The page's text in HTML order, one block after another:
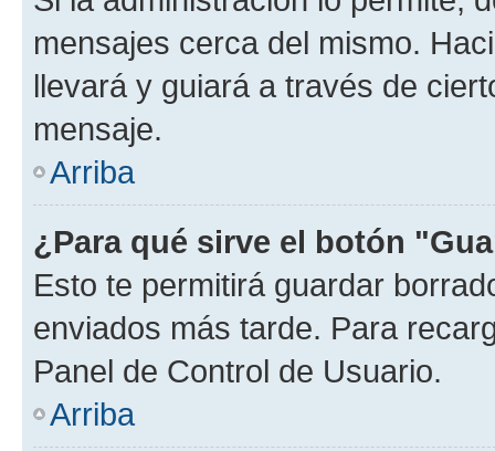
mensajes cerca del mismo.
llevará y guiará a través de
mensaje.
Arriba
¿Para qué sirve el botón
Esto te permitirá guardar
enviados más tarde. Para
Panel de Control de Usuario.
Arriba